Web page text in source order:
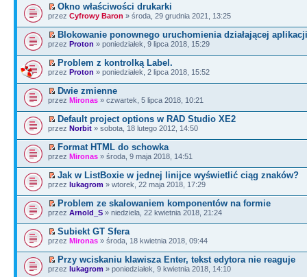
Okno właściwości drukarki
przez Cyfrowy Baron » środa, 29 grudnia 2021, 13:25
Blokowanie ponownego uruchomienia działającej
przez Proton » poniedziałek, 9 lipca 2018, 15:29
Problem z kontrolką Label.
przez Proton » poniedziałek, 2 lipca 2018, 15:52
Dwie zmienne
przez Mironas » czwartek, 5 lipca 2018, 10:21
Default project options w RAD Studio XE2
przez Norbit » sobota, 18 lutego 2012, 14:50
Format HTML do schowka
przez Mironas » środa, 9 maja 2018, 14:51
Jak w ListBoxie w jednej linijce wyświetlić ciąg znaków?
przez lukagrom » wtorek, 22 maja 2018, 17:29
Problem ze skalowaniem komponentów na formie
przez Arnold_S » niedziela, 22 kwietnia 2018, 21:24
Subiekt GT Sfera
przez Mironas » środa, 18 kwietnia 2018, 09:44
Przy wciskaniu klawisza Enter, tekst edytora nie reaguje
przez lukagrom » poniedziałek, 9 kwietnia 2018, 14:10